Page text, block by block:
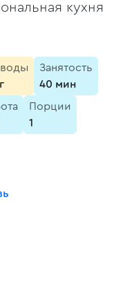
кухня
Занятость
40 мин
Порции
1